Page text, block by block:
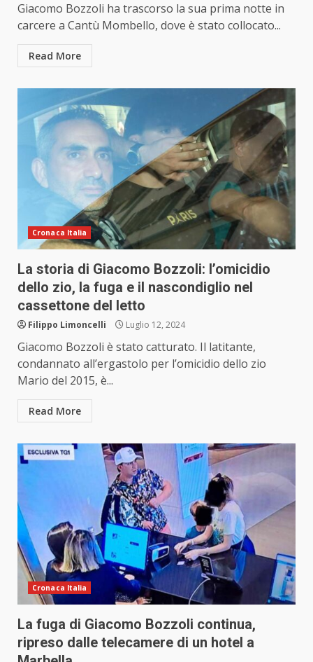
Giacomo Bozzoli ha trascorso la sua prima notte in
carcere a Cantù Mombello, dove è stato collocato...
Read More
Cronaca Italia
La storia di Giacomo Bozzoli: l’omicidio
dello zio, la fuga e il nascondiglio nel
cassettone del letto
Filippo Limoncelli Luglio 12, 2024
Giacomo Bozzoli è stato catturato. Il latitante,
condannato all’ergastolo per l’omicidio dello zio
Mario del 2015, è...
Read More
Cronaca Italia
La fuga di Giacomo Bozzoli continua,
ripreso dalle telecamere di un hotel a